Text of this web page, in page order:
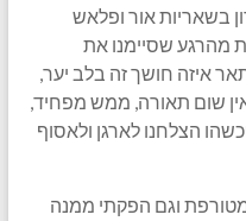
בשאריות אור ופלאש
לגנרטור, תוך 10 דקות מהרגע שסיימנו את
איזה חושך זה בלב יער,
שום תאורה, ממש מפחיד,
הצלחנו לארגן ולאסוף
וגם הפקתי ממנה